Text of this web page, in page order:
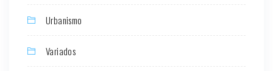
Urbanismo
Variados